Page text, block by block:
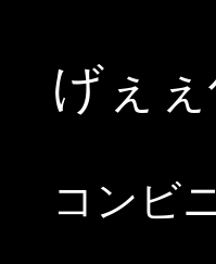
げぇ
コンビ